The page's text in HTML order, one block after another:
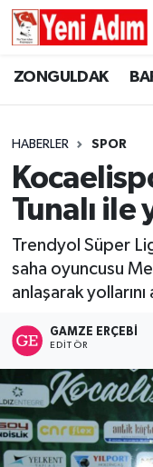
ZONGULDAK
HABERLER SPOR
Tunalı ile
Trendyol Süper
saha oyuncusu
anlaşarak yollarını
GAMZE ERÇEBI
EDITÖR
ZONGULDAK
GÜNCEL
SİYASET
RESMİ İLAN
ZONGULDAK
KARABÜK
GENEL
SPOR
SİYASET
SAĞLIK
GÜNCEL
RESMİ İLAN
Zonguldak
Süper Lig
Tüm
Son Dakika
Haber Arşivi